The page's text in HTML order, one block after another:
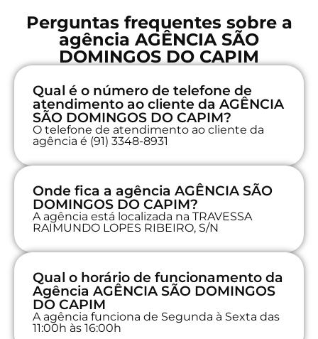
Perguntas frequentes sobre a
agência AGÊNCIA SÃO
DOMINGOS DO CAPIM
Qual é o número de telefone de
atendimento ao cliente da AGÊNCIA
SÃO DOMINGOS DO CAPIM?
O telefone de atendimento ao cliente da
agência é (91) 3348-8931
Onde fica a agência AGÊNCIA SÃO
DOMINGOS DO CAPIM?
A agência está localizada na TRAVESSA
RAIMUNDO LOPES RIBEIRO, S/N
Qual o horário de funcionamento da
Agência AGÊNCIA SÃO DOMINGOS
DO CAPIM
A agência funciona de Segunda à Sexta das
11:00h às 16:00h